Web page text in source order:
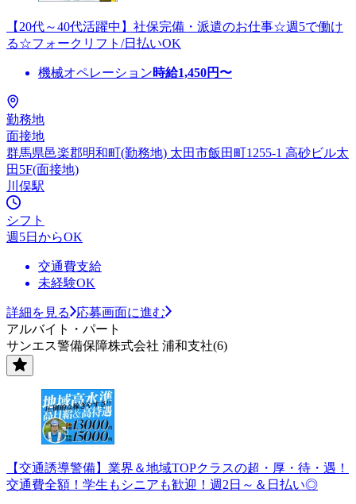
【20代～40代活躍中】社保完備・派遣のお仕事☆週5で働け
る☆フォークリフト/日払いOK
機械オペレーション時給1,450円〜
勤務地
面接地
群馬県邑楽郡明和町(勤務地) 太田市飯田町1255-1 高砂ビル太
田5F(面接地)
川俣駅
シフト
週5日からOK
交通費支給
未経験OK
詳細を見る
応募画面に進む
アルバイト・パート
サンエス警備保障株式会社 浦和支社(6)
【交通誘導警備】業界＆地域TOPクラスの超・厚・待・遇！
交通費全額！学生もシニアも歓迎！週2日～＆日払い◎